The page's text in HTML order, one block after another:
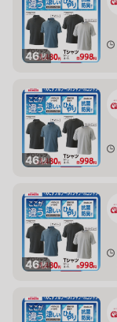
46枚
46枚
46枚